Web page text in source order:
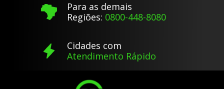
Para as demais
Regiões: 0800-448-8080
Cidades com
Atendimento Rápido